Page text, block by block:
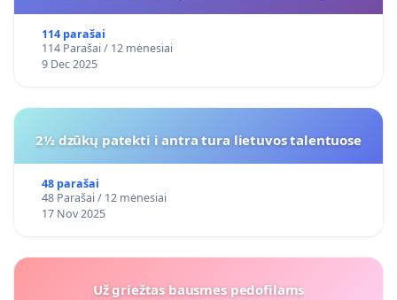
114 parašai
114 Parašai / 12 mėnesiai
9 Dec 2025
2½ dzūkų patekti i antra tura lietuvos talentuose
48 parašai
48 Parašai / 12 mėnesiai
17 Nov 2025
Už griežtas bausmes pedofilams